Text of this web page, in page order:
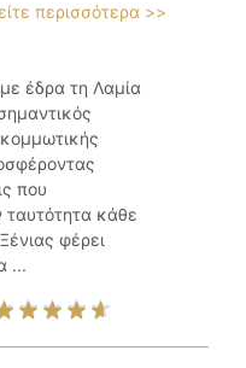
περισσότερα >>
έδρα τη Λαμία
που
ταυτότητα κάθε
φέρει
...